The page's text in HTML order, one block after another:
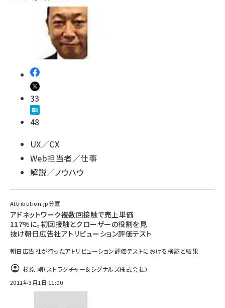
33
48
UX／CX
Web担当者／仕事
解説／ノウハウ
Attribution.jp分室
アドネットワーク複数回接触で売上単価
117%に。初回接触とクローザーの役割を見
抜け――朝日広告社アトリビューション評価テスト
朝日広告社が行ったアトリビューション評価テストにおける検証と結果
杉原 剛（ストラクチャー＆シグナルズ株式会社）
2011年3月1日 11:00